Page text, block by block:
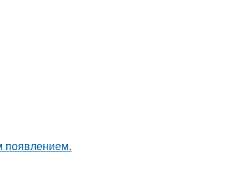
появлением.